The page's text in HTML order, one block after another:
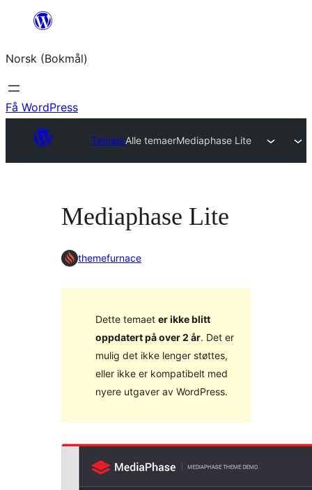
Hopp
innhold
Norsk (Bokmål)
Få WordPress
TemaerAlle temaerMediaphase Lite
Mediaphase Lite
themefurnace
Dette temaet er ikke blitt
oppdatert på over 2 år. Det er
mulig det ikke lenger støttes,
eller ikke er kompatibelt med
nyere utgaver av WordPress.